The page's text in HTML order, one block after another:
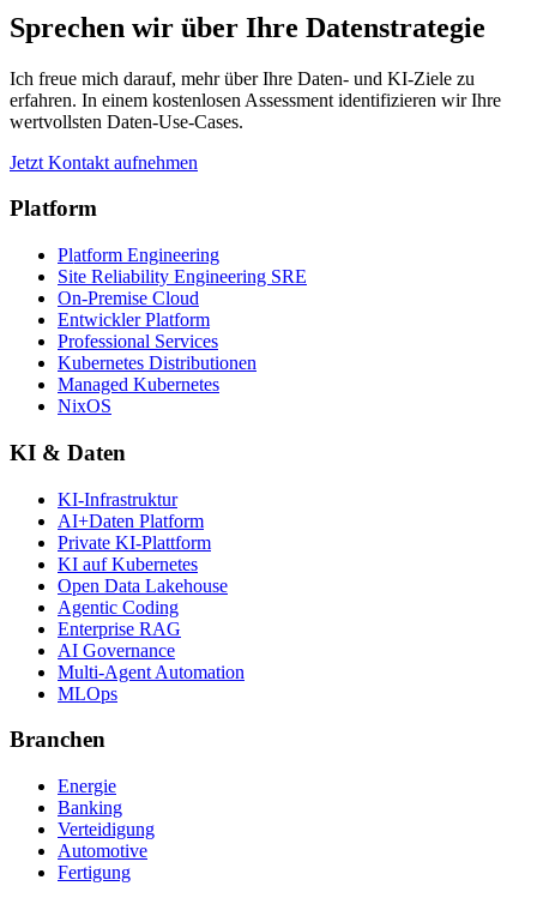
Sprechen wir über Ihre Datenstrategie
Ich freue mich darauf, mehr über Ihre Daten- und KI-Ziele zu
erfahren. In einem kostenlosen Assessment identifizieren wir Ihre
wertvollsten Daten-Use-Cases.
Jetzt Kontakt aufnehmen
Platform
Platform Engineering
Site Reliability Engineering SRE
On-Premise Cloud
Entwickler Platform
Professional Services
Kubernetes Distributionen
Managed Kubernetes
NixOS
KI & Daten
KI-Infrastruktur
AI+Daten Platform
Private KI-Plattform
KI auf Kubernetes
Open Data Lakehouse
Agentic Coding
Enterprise RAG
AI Governance
Multi-Agent Automation
MLOps
Branchen
Energie
Banking
Verteidigung
Automotive
Fertigung